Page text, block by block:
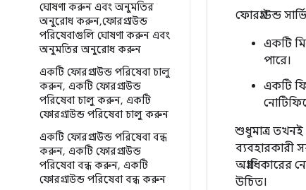
ঘোষণা করুন এবং অনুমতির
অনুরোধ করুন,ফোরগ্রাউন্ড
পরিষেবাগুলি ঘোষণা করুন এবং
অনুমতির অনুরোধ করুন
একটি ফোরগ্রাউন্ড পরিষেবা চালু
করুন, একটি ফোরগ্রাউন্ড
পরিষেবা চালু করুন, একটি
ফোরগ্রাউন্ড পরিষেবা চালু করুন
একটি ফোরগ্রাউন্ড পরিষেবা বন্ধ
করুন, একটি ফোরগ্রাউন্ড
পরিষেবা বন্ধ করুন, একটি
ফোরগ্রাউন্ড পরিষেবা বন্ধ করুন
ফোরগ্রাউন্ড
একটি
পারে।
একটি
শুধুমাত্র
ব্যবহারকারী
উচিত।